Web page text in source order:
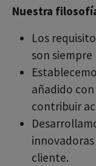
Nuestra
Los
son
añadido
contribuir
cliente.